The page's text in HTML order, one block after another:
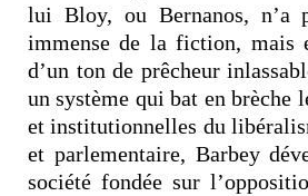
lui Bloy, ou Bernanos, n’a
immense de la fiction, mais
d’un ton de prêcheur
un système qui bat en brèche
et institutionnelles du
et parlementaire, Barbey
société fondée sur